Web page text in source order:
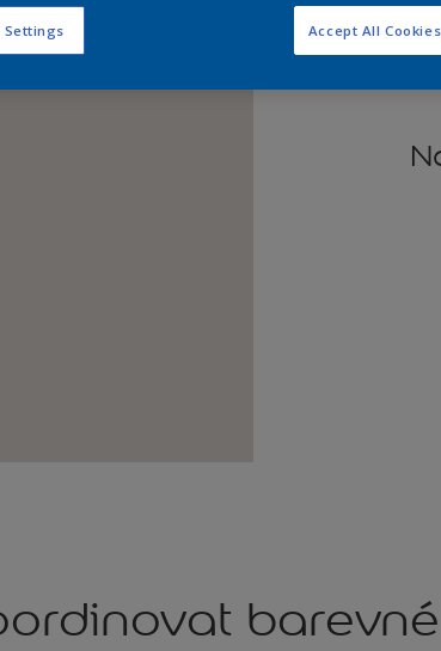
Settings Accept All Cookies